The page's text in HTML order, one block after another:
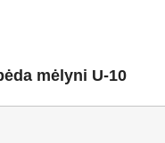
mėlyni U-10